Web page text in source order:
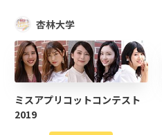
杏林大学
ミスアプリコットコンテスト
2019